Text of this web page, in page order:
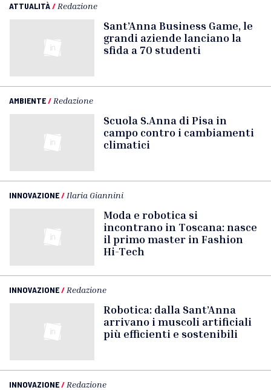
ATTUALITÀ/ Redazione
Sant’Anna Business Game, le
grandi aziende lanciano la
sfida a 70 studenti
AMBIENTE/ Redazione
Scuola S.Anna di Pisa in
campo contro i cambiamenti
climatici
INNOVAZIONE/ Ilaria Giannini
Moda e robotica si
incontrano in Toscana: nasce
il primo master in Fashion
Hi-Tech
INNOVAZIONE/ Redazione
Robotica: dalla Sant’Anna
arrivano i muscoli artificiali
più efficienti e sostenibili
INNOVAZIONE/ Redazione